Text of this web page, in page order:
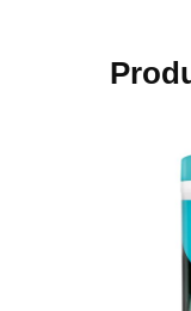
la
Galerie